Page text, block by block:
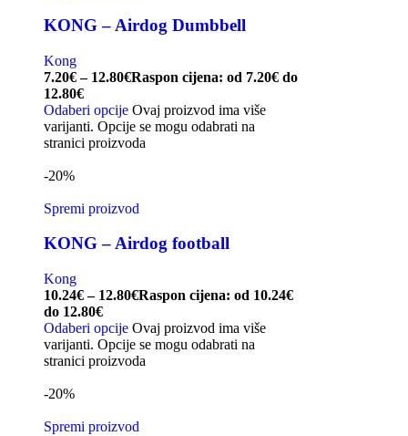
KONG – Airdog Dumbbell
Kong
7.20€ – 12.80€Raspon cijena: od 7.20€ do
12.80€
Odaberi opcije Ovaj proizvod ima više
varijanti. Opcije se mogu odabrati na
stranici proizvoda
-20%
Spremi proizvod
KONG – Airdog football
Kong
10.24€ – 12.80€Raspon cijena: od 10.24€
do 12.80€
Odaberi opcije Ovaj proizvod ima više
varijanti. Opcije se mogu odabrati na
stranici proizvoda
-20%
Spremi proizvod